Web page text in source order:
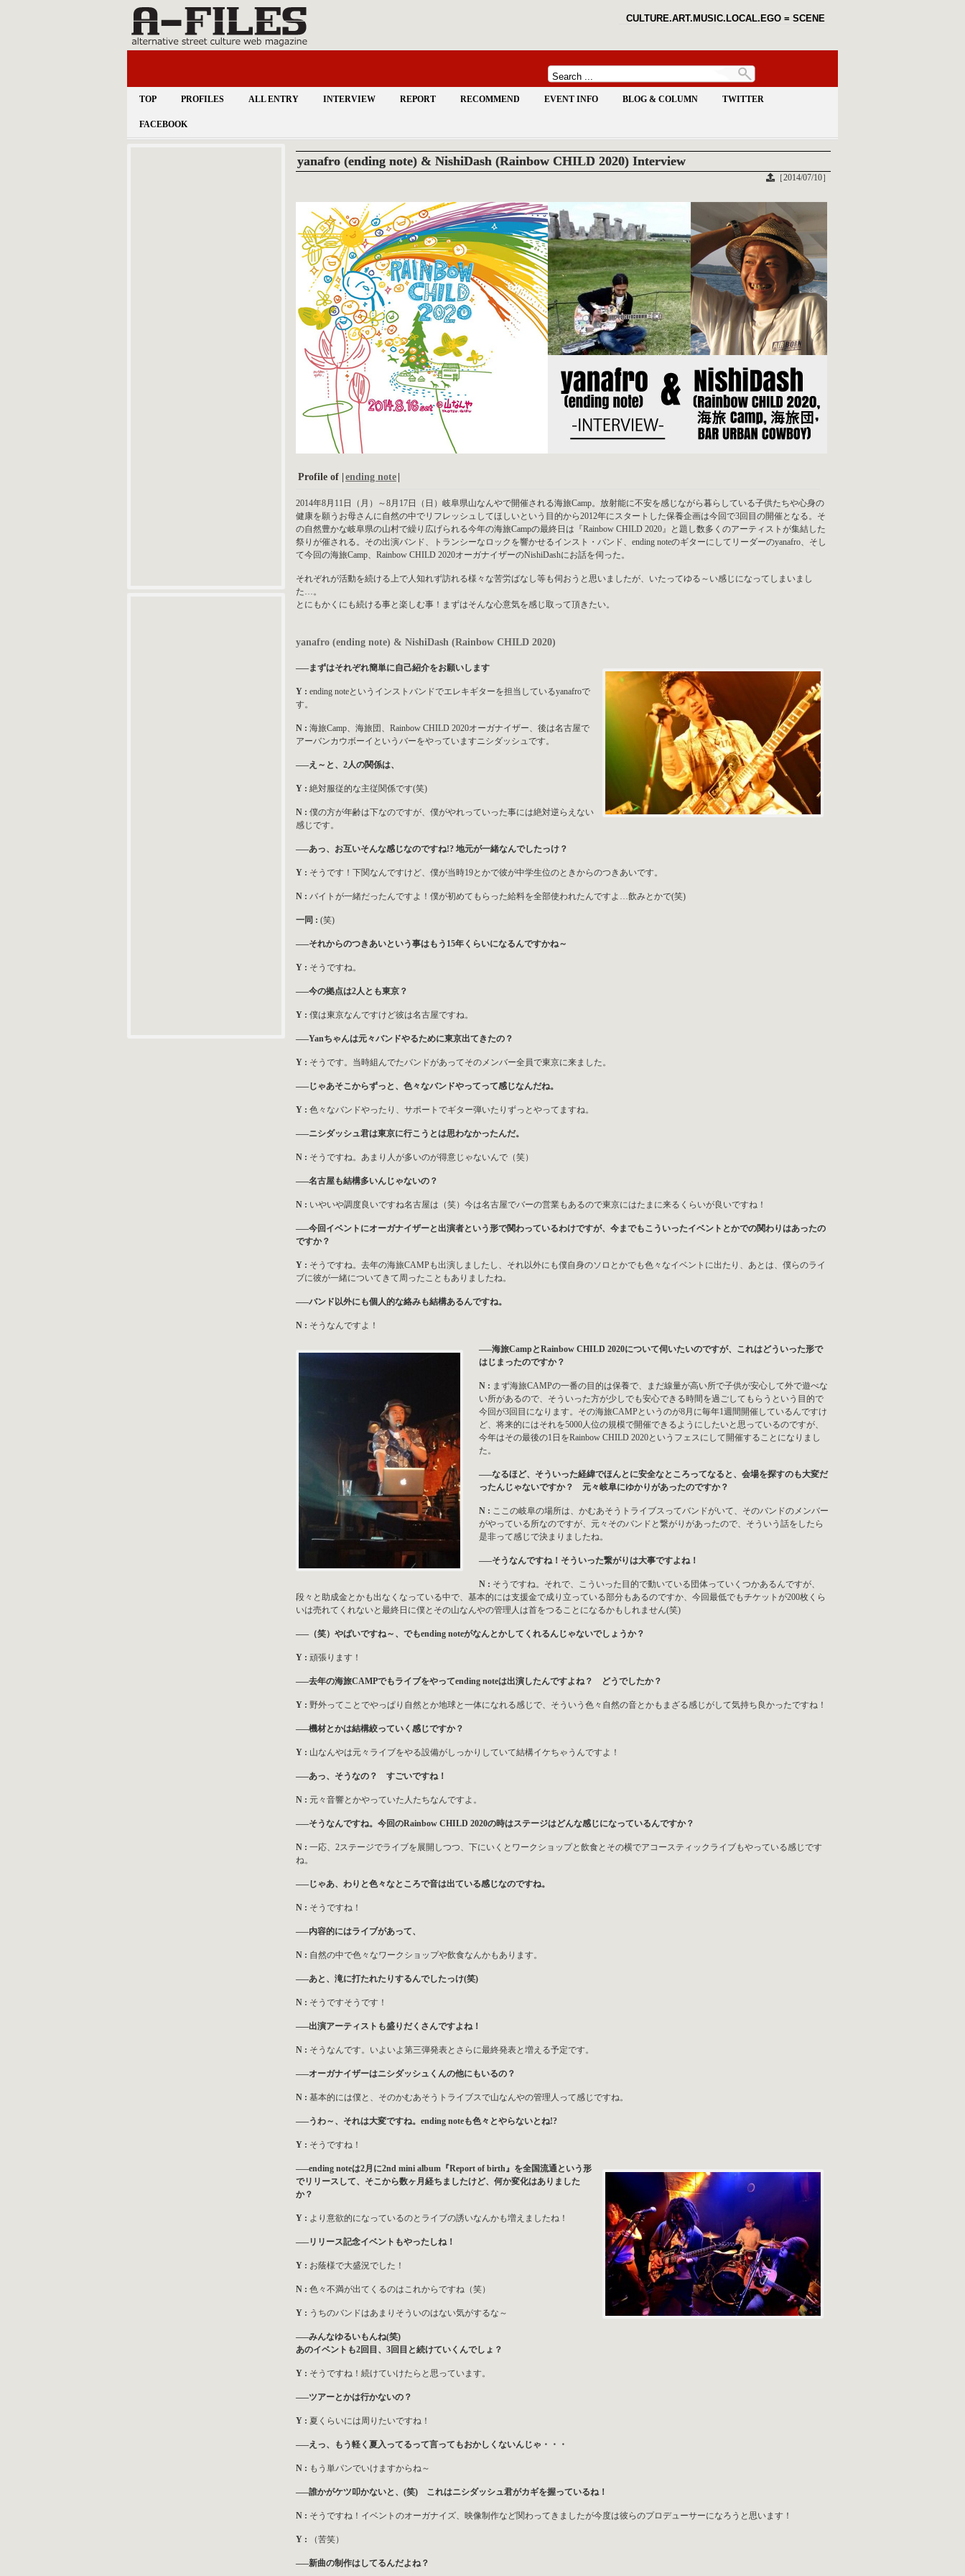
CULTURE.ART.MUSIC.LOCAL.EGO = SCENE
TOP PROFILES ALL ENTRY INTERVIEW REPORT RECOMMEND EVENT INFO BLOG & COLUMN TWITTER
FACEBOOK
yanafro (ending note) & NishiDash (Rainbow CHILD 2020) Interview
［2014/07/10］
Profile of | ending note
2014年8月11日（月）～8月17日（日）岐阜県山なんやで開催される海旅Camp。放射能に不安を感じながら暮らしている子供たちや心身の
健康を願うお母さんに自然の中でリフレッシュしてほしいという目的から2012年にスタートした保養企画は今回で3回目の開催となる。そ
の自然豊かな岐阜県の山村で繰り広げられる今年の海旅Campの最終日は『Rainbow CHILD 2020』と題し数多くのアーティストが集結した
祭りが催される。その出演バンド、トランシーなロックを響かせるインスト・バンド、ending noteのギターにしてリーダーのyanafro、そし
て今回の海旅Camp、Rainbow CHILD 2020オーガナイザーのNishiDashにお話を伺った。
それぞれが活動を続ける上で人知れず訪れる様々な苦労ばなし等も伺おうと思いましたが、いたってゆる～い感じになってしまいまし
た…。
とにもかくにも続ける事と楽しむ事！まずはそんな心意気を感じ取って頂きたい。
yanafro (ending note) & NishiDash (Rainbow CHILD 2020)
—–まずはそれぞれ簡単に自己紹介をお願いします
Y : ending noteというインストバンドでエレキギターを担当しているyanafroで
す。
N : 海旅Camp、海旅団、Rainbow CHILD 2020オーガナイザー、後は名古屋で
アーバンカウボーイというバーをやっていますニシダッシュです。
—–え～と、2人の関係は、
Y : 絶対服従的な主従関係です(笑)
N : 僕の方が年齢は下なのですが、僕がやれっていった事には絶対逆らえない
感じです。
—–あっ、お互いそんな感じなのですね!? 地元が一緒なんでしたっけ？
Y : そうです！下関なんですけど、僕が当時19とかで彼が中学生位のときからのつきあいです。
N : バイトが一緒だったんですよ！僕が初めてもらった給料を全部使われたんですよ…飲みとかで(笑)
一同 : (笑)
—–それからのつきあいという事はもう15年くらいになるんですかね～
Y : そうですね。
—–今の拠点は2人とも東京？
Y : 僕は東京なんですけど彼は名古屋ですね。
—–Yanちゃんは元々バンドやるために東京出てきたの？
Y : そうです。当時組んでたバンドがあってそのメンバー全員で東京に来ました。
—–じゃあそこからずっと、色々なバンドやってって感じなんだね。
Y : 色々なバンドやったり、サポートでギター弾いたりずっとやってますね。
—–ニシダッシュ君は東京に行こうとは思わなかったんだ。
N : そうですね。あまり人が多いのが得意じゃないんで（笑）
—–名古屋も結構多いんじゃないの？
N : いやいや調度良いですね名古屋は（笑）今は名古屋でバーの営業もあるので東京にはたまに来るくらいが良いですね！
—–今回イベントにオーガナイザーと出演者という形で関わっているわけですが、今までもこういったイベントとかでの関わりはあったの
ですか？
Y : そうですね。去年の海旅CAMPも出演しましたし、それ以外にも僕自身のソロとかでも色々なイベントに出たり、あとは、僕らのライ
ブに彼が一緒についてきて周ったこともありましたね。
—–バンド以外にも個人的な絡みも結構あるんですね。
N : そうなんですよ！
—–海旅CampとRainbow CHILD 2020について伺いたいのですが、これはどういった形で
はじまったのですか？
N : まず海旅CAMPの一番の目的は保養で、まだ線量が高い所で子供が安心して外で遊べな
い所があるので、そういった方が少しでも安心できる時間を過ごしてもらうという目的で
今回が3回目になります。その海旅CAMPというのが8月に毎年1週間開催しているんですけ
ど、将来的にはそれを5000人位の規模で開催できるようにしたいと思っているのですが、
今年はその最後の1日をRainbow CHILD 2020というフェスにして開催することになりまし
た。
—–なるほど、そういった経緯でほんとに安全なところってなると、会場を探すのも大変だ
ったんじゃないですか？ 元々岐阜にゆかりがあったのですか？
N : ここの岐阜の場所は、かむあそうトライブスってバンドがいて、そのバンドのメンバー
がやっている所なのですが、元々そのバンドと繋がりがあったので、そういう話をしたら
是非って感じで決まりましたね。
—–そうなんですね！そういった繋がりは大事ですよね！
N : そうですね。それで、こういった目的で動いている団体っていくつかあるんですが、
段々と助成金とかも出なくなっている中で、基本的には支援金で成り立っている部分もあるのですか、今回最低でもチケットが200枚くら
いは売れてくれないと最終日に僕とその山なんやの管理人は首をつることになるかもしれません(笑)
—–（笑）やばいですね～、でもending noteがなんとかしてくれるんじゃないでしょうか？
Y : 頑張ります！
—–去年の海旅CAMPでもライブをやってending noteは出演したんですよね？ どうでしたか？
Y : 野外ってことでやっぱり自然とか地球と一体になれる感じで、そういう色々自然の音とかもまざる感じがして気持ち良かったですね！
—–機材とかは結構絞っていく感じですか？
Y : 山なんやは元々ライブをやる設備がしっかりしていて結構イケちゃうんですよ！
—–あっ、そうなの？ すごいですね！
N : 元々音響とかやっていた人たちなんですよ。
—–そうなんですね。今回のRainbow CHILD 2020の時はステージはどんな感じになっているんですか？
N : 一応、2ステージでライブを展開しつつ、下にいくとワークショップと飲食とその横でアコースティックライブもやっている感じです
ね。
—–じゃあ、わりと色々なところで音は出ている感じなのですね。
N : そうですね！
—–内容的にはライブがあって、
N : 自然の中で色々なワークショップや飲食なんかもあります。
—–あと、滝に打たれたりするんでしたっけ(笑)
N : そうですそうです！
—–出演アーティストも盛りだくさんですよね！
N : そうなんです。いよいよ第三弾発表とさらに最終発表と増える予定です。
—–オーガナイザーはニシダッシュくんの他にもいるの？
N : 基本的には僕と、そのかむあそうトライブスで山なんやの管理人って感じですね。
—–うわ～、それは大変ですね。ending noteも色々とやらないとね!?
Y : そうですね！
—–ending noteは2月に2nd mini album『Report of birth』を全国流通という形
でリリースして、そこから数ヶ月経ちましたけど、何か変化はありました
か？
Y : より意欲的になっているのとライブの誘いなんかも増えましたね！
—–リリース記念イベントもやったしね！
Y : お蔭様で大盛況でした！
N : 色々不満が出てくるのはこれからですね（笑）
Y : うちのバンドはあまりそういのはない気がするな～
—–みんなゆるいもんね(笑)
あのイベントも2回目、3回目と続けていくんでしょ？
Y : そうですね！続けていけたらと思っています。
—–ツアーとかは行かないの？
Y : 夏くらいには周りたいですね！
—–えっ、もう軽く夏入ってるって言ってもおかしくないんじゃ・・・
N : もう単パンでいけますからね～
—–誰かがケツ叩かないと、(笑) これはニシダッシュ君がカギを握っているね！
N : そうですね！イベントのオーガナイズ、映像制作など関わってきましたが今度は彼らのプロデューサーになろうと思います！
Y : （苦笑）
—–新曲の制作はしてるんだよね？